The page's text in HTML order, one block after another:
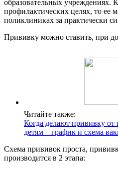
образовательных учреждениях.
профилактических целях, то ее
поликлиниках за практически
Прививку можно ставить, при
Читайте также:
Когда делают прививку
детям – график и схема
Схема прививок проста,
производится в 2 этапа: